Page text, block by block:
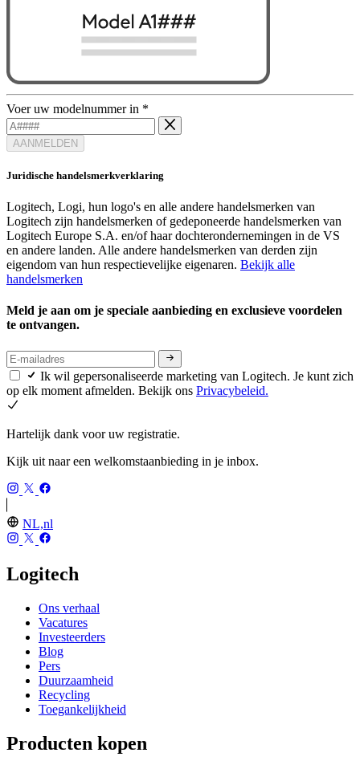
Voer uw modelnummer in *
AANMELDEN
Juridische handelsmerkverklaring
Logitech, Logi, hun logo's en alle andere handelsmerken van
Logitech zijn handelsmerken of gedeponeerde handelsmerken van
Logitech Europe S.A. en/of haar dochterondernemingen in de VS
en andere landen. Alle andere handelsmerken van derden zijn
eigendom van hun respectievelijke eigenaren. Bekijk alle
handelsmerken
Meld je aan om je speciale aanbieding en exclusieve voordelen
te ontvangen.
Ik wil gepersonaliseerde marketing van Logitech. Je kunt zich
op elk moment afmelden. Bekijk ons Privacybeleid.
Hartelijk dank voor uw registratie.
Kijk uit naar een welkomstaanbieding in je inbox.
NL,nl
Logitech
Ons verhaal
Vacatures
Investeerders
Blog
Pers
Duurzaamheid
Recycling
Toegankelijkheid
Producten kopen